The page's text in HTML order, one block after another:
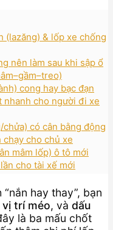
(lazăng) & lốp xe chống
nên làm sau khi sập ổ
cong hay bạc đạn
nhanh cho người đi xe
có cân bằng động
chạy cho chủ xe
mâm lốp) ô tô mới
cho tài xế mới
hay thay”, bạn
vị trí méo, và dấu
là ba mấu chốt